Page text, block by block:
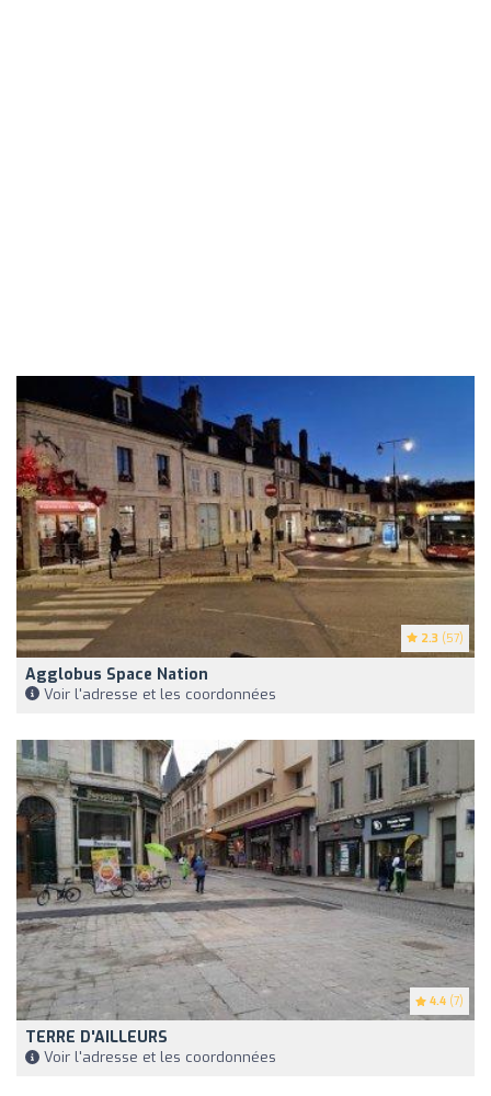
2.3 (57)
Agglobus Space Nation
Voir l'adresse et les coordonnées
4.4 (7)
TERRE D'AILLEURS
Voir l'adresse et les coordonnées